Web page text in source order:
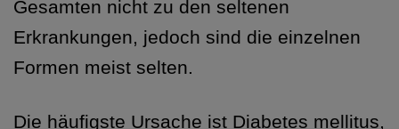
Gesamten nicht zu den seltenen
Erkrankungen, jedoch sind die einzelnen
Formen meist selten.
Die häufigste Ursache ist Diabetes mellitus,